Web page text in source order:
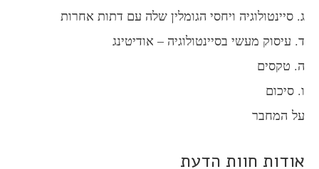
סיינטולוגיה ויחסי הגומלין שלה עם דתות אחרות
עיסוק מעשי בסיינטולוגיה – אודיטינג
טקסים
סיכום
המחבר
חוות הדעת